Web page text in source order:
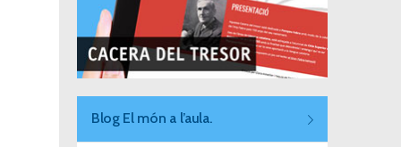
Blog El món a l’aula.